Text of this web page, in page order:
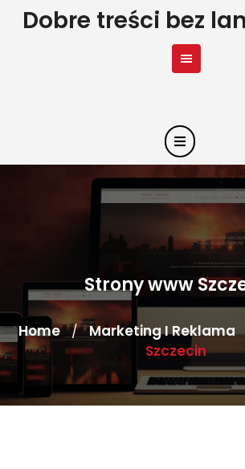
SkipDobre treści bez
Strony www
Home / Marketing I Reklama
Szczecin